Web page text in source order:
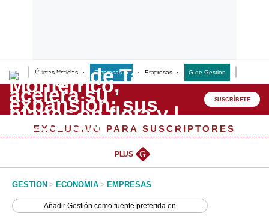
Últimas Noticias Empresas G Empresas G de Gestión
Lo último
Peru Quiosco
Management & Empleo
SUSCRÍBETE
EXCLUSIVO PARA SUSCRIPTORES
PLUS G
GESTION > ECONOMIA > EMPRESAS
AñadirGestión como fuente preferida en